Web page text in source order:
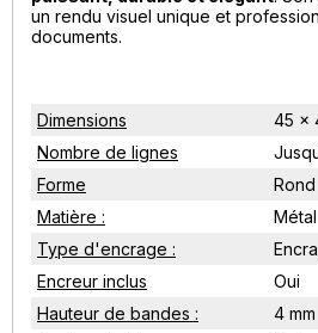
un rendu visuel unique et
documents.
Dimensions
45 x
Nombre de lignes
Forme
Rond
Matière :
Métal
Type d'encrage :
Encreur inclus
Oui
Hauteur de bandes :
4 mm